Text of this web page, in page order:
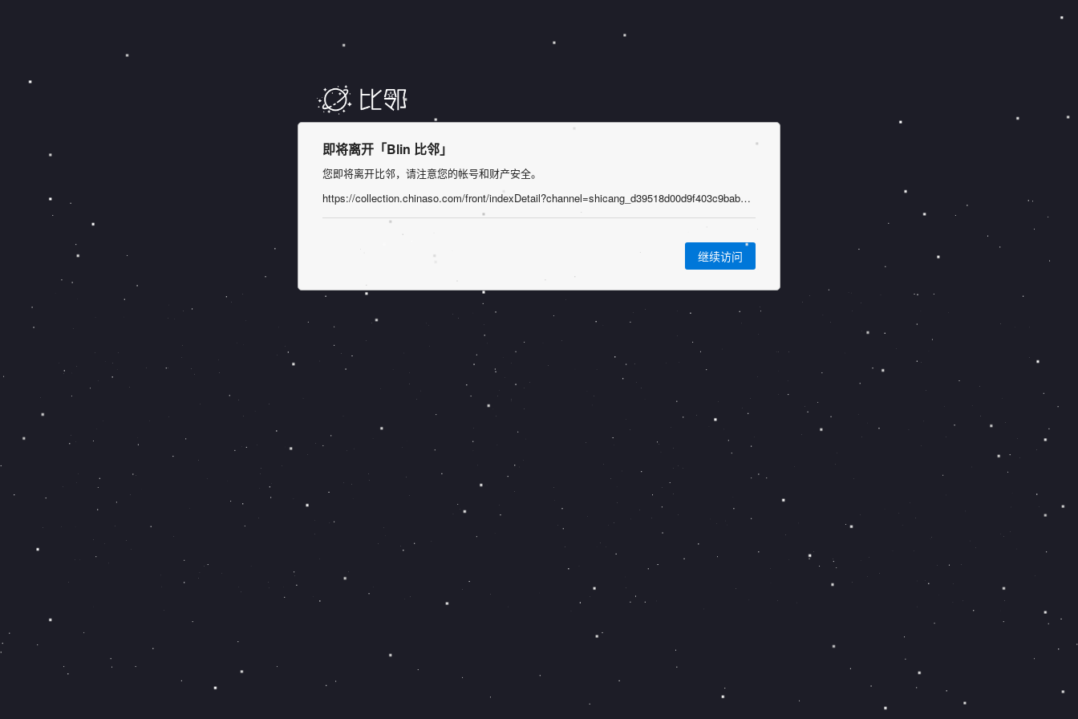
即将离开「Blin 比邻」
您即将离开比邻，请注意您的帐号和财产安全。
https://collection.chinaso.com/front/indexDetail?channel=shicang_d39518d00d9f403c9bab36fdc856b682
继续访问